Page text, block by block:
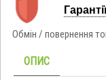
Обмін / повернення
ОПИС